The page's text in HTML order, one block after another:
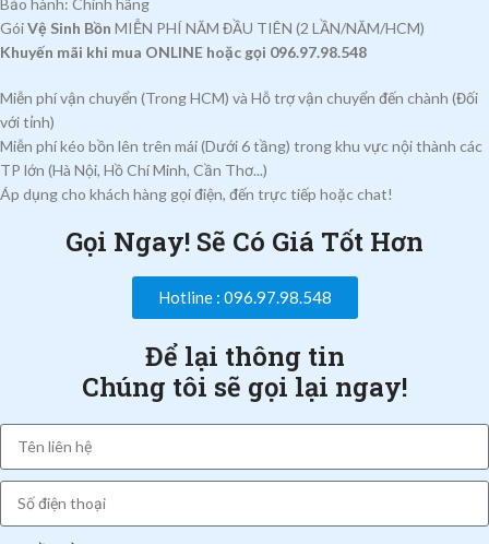
GóiVệ Sinh Bồn MIỄN PHÍ NĂM ĐẦU TIÊN (2 LẦN/NĂM/HCM)
Khuyến mãi khi mua ONLINE hoặc gọi 096.97.98.548
Miễn phí vận chuyển (Trong HCM) và Hỗ trợ vận chuyển đến chành (Đối
với tỉnh)
Miễn phí kéo bồn lên trên mái (Dưới 6 tầng) trong khu vực nội thành các
TP lớn (Hà Nội, Hồ Chí Minh, Cần Thơ...)
Áp dụng cho khách hàng gọi điện, đến trực tiếp hoặc chat!
Gọi Ngay! Sẽ Có Giá Tốt Hơn
Hotline : 096.97.98.548
Để lại thông tin
Chúng tôi sẽ gọi lại ngay!